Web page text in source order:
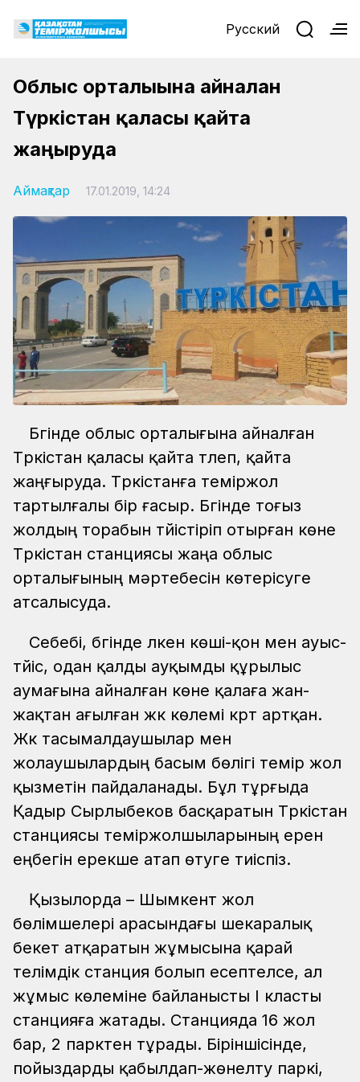
Русский
Облыс орталығына айналған
Түркістан қаласы қайта
жаңғыруда
Аймақтар 17.01.2019, 14:24
Бүгінде облыс орталығына айналған
Түркістан қаласы қайта түлеп, қайта
жаңғыруда. Түркістанға теміржол
тартылғалы бір ғасыр. Бүгінде тоғыз
жолдың торабын түйістіріп отырған көне
Түркістан станциясы жаңа облыс
орталығының мәртебесін көтерісуге
атсалысуда.
Себебі, бүгінде үлкен көші-қон мен ауыс-
түйіс, одан қалды ауқымды құрылыс
аумағына айналған көне қалаға жан-
жақтан ағылған жүк көлемі күрт артқан.
Жүк тасымалдаушылар мен
жолаушылардың басым бөлігі темір жол
қызметін пайдаланады. Бұл тұрғыда
Қадыр Сырлыбеков басқаратын Түркістан
станциясы теміржолшыларының ерен
еңбегін ерекше атап өтуге тиіспіз.
Қызылорда – Шымкент жол
бөлімшелері арасындағы шекаралық
бекет атқаратын жұмысына қарай
телімдік станция болып есептелсе, ал
жұмыс көлеміне байланысты І класты
станцияға жатады. Станцияда 16 жол
бар, 2 парктен тұрады. Біріншісінде,
пойыздарды қабылдап-жөнелту паркі,